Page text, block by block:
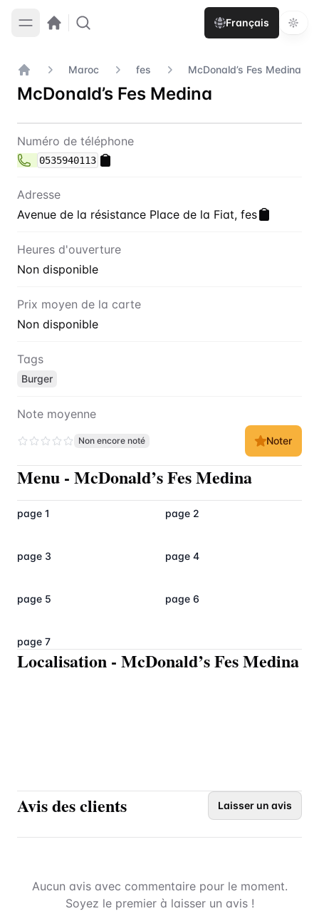
Français
Accueil
Maroc fes McDonald’s Fes Medina
McDonald’s Fes Medina
Contact McDonald’s Fes Medina
Numéro de téléphone
0535940113
Adresse
Avenue de la résistance Place de la Fiat, fes
Heures d'ouverture
Non disponible
Prix moyen de la carte
Non disponible
Tags
Burger
Note moyenne
Non encore noté Noter
Menu - McDonald’s Fes Medina
page 1 page 2
page 3 page 4
page 5 page 6
page 7
Localisation - McDonald’s Fes Medina
Avis des clients Laisser un avis
Aucun avis avec commentaire pour le moment.
Soyez le premier à laisser un avis !